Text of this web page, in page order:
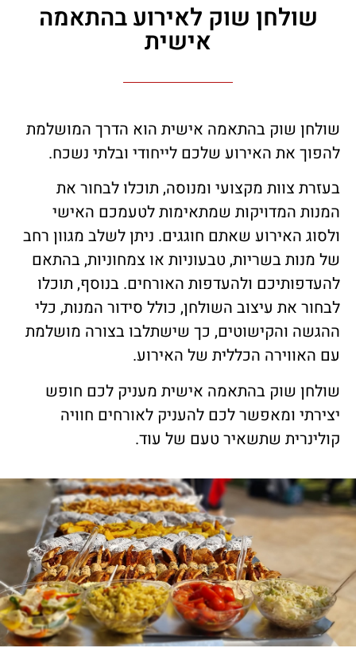
שולחן שוק לאירוע בהתאמה
אישית
שולחן שוק בהתאמה אישית הוא הדרך המושלמת
להפוך את האירוע שלכם לייחודי ובלתי נשכח.
בעזרת צוות מקצועי ומנוסה, תוכלו לבחור את
המנות המדויקות שמתאימות לטעמכם האישי
ולסוג האירוע שאתם חוגגים. ניתן לשלב מגוון רחב
של מנות בשריות, טבעוניות או צמחוניות, בהתאם
להעדפותיכם ולהעדפות האורחים. בנוסף, תוכלו
לבחור את עיצוב השולחן, כולל סידור המנות, כלי
ההגשה והקישוטים, כך שישתלבו בצורה מושלמת
עם האווירה הכללית של האירוע.
שולחן שוק בהתאמה אישית מעניק לכם חופש
יצירתי ומאפשר לכם להעניק לאורחים חוויה
קולינרית שתשאיר טעם של עוד.